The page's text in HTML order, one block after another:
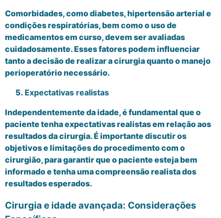
Comorbidades, como diabetes, hipertensão arterial e
condições respiratórias, bem como o uso de
medicamentos em curso, devem ser avaliadas
cuidadosamente. Esses fatores podem influenciar
tanto a decisão de realizar a cirurgia quanto o manejo
perioperatório necessário.
Expectativas realistas
Independentemente da idade, é fundamental que o
paciente tenha expectativas realistas em relação aos
resultados da cirurgia. É importante discutir os
objetivos e limitações do procedimento com o
cirurgião, para garantir que o paciente esteja bem
informado e tenha uma compreensão realista dos
resultados esperados.
Cirurgia e idade avançada: Considerações